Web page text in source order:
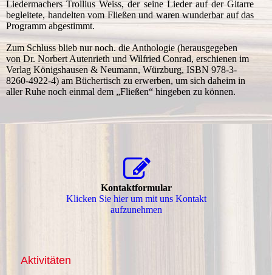
Liedermachers Trollius Weiss, der seine Lieder auf der Gitarre
begleitete, handelten vom Fließen und waren wunderbar auf das
Programm abgestimmt.
Zum Schluss blieb nur noch. die Anthologie (herausgegeben
von Dr. Norbert Autenrieth und Wilfried Conrad, erschienen im
Verlag Königshausen & Neumann, Würzburg, ISBN 978-3-
8260-4922-4) am Büchertisch zu erwerben, um sich daheim in
aller Ruhe noch einmal dem „Fließen“ hingeben zu können.
Kontaktformular
Klicken Sie hier um mit uns Kontakt
aufzunehmen
Aktivitäten